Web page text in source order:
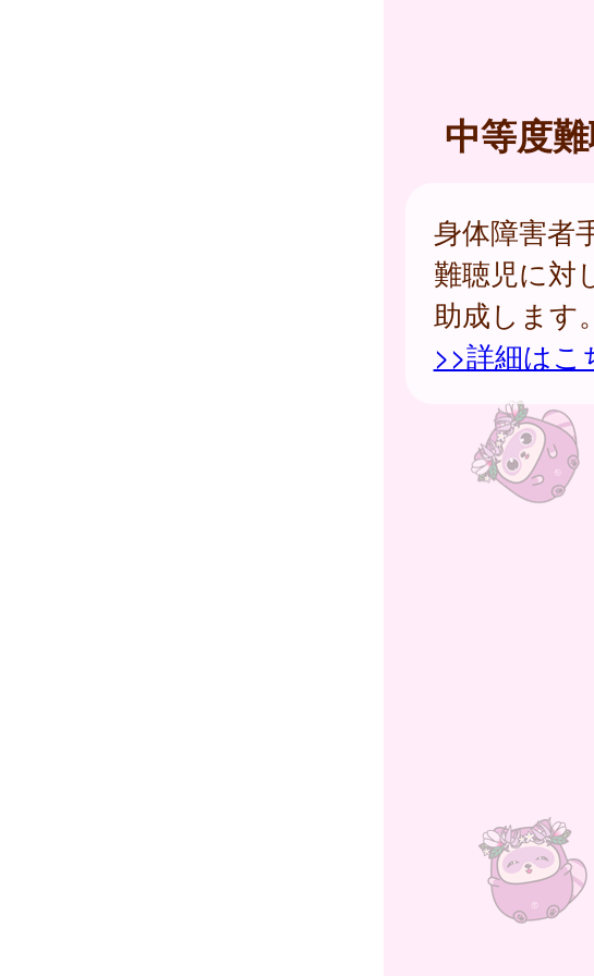
中等度
身体障害者
難聴児に対
助成します。
>>詳細はこ